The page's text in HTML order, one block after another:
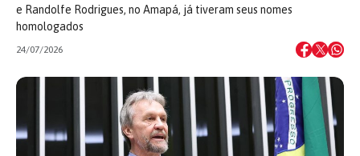
e Randolfe Rodrigues, no Amapá, já tiveram seus nomes
homologados
24/07/2026